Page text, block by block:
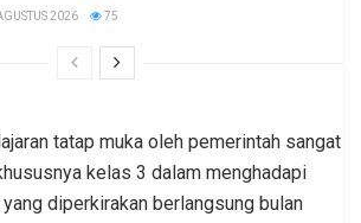
2026 75
tatap muka oleh pemerintah sangat
kelas 3 dalam menghadapi
diperkirakan berlangsung bulan